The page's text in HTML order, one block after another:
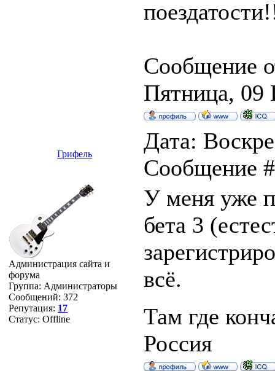
Сообщение
Пятница,
Грифель
Дата:
Сообщение
Администрация сайта и
форума
Группа: Администраторы
Сообщений: 372
Репутация: 17
Статус: Offline
У меня уже
бета 3
всё.
Там где
Россия